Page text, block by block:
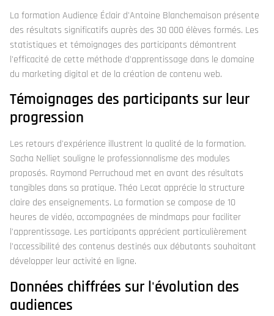
La formation Audience Éclair d'Antoine Blanchemaison présente
des résultats significatifs auprès des 30 000 élèves formés. Les
statistiques et témoignages des participants démontrent
l'efficacité de cette méthode d'apprentissage dans le domaine
du marketing digital et de la création de contenu web.
Témoignages des participants sur leur
progression
Les retours d'expérience illustrent la qualité de la formation.
Sacha Nelliet souligne le professionnalisme des modules
proposés. Raymond Perruchoud met en avant des résultats
tangibles dans sa pratique. Théo Lecat apprécie la structure
claire des enseignements. La formation se compose de 10
heures de vidéo, accompagnées de mindmaps pour faciliter
l'apprentissage. Les participants apprécient particulièrement
l'accessibilité des contenus destinés aux débutants souhaitant
développer leur activité en ligne.
Données chiffrées sur l'évolution des
audiences